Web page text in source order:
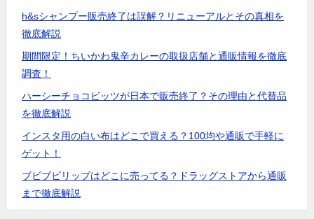
h&sシャンプー販売終了は誤解？リニューアルとその真相を
徹底解説
期間限定！ちいかわ鬼辛カレーの取扱店舗と通販情報を徹底
調査！
ハーシーチョコビッツが日本で販売終了？その理由と代替品
を徹底解説
インスタ用の白い布はどこで買える？100均や通販で手軽に
ゲット！
ブビブビリップはどこに売ってる？ドラッグストアから通販
まで徹底解説